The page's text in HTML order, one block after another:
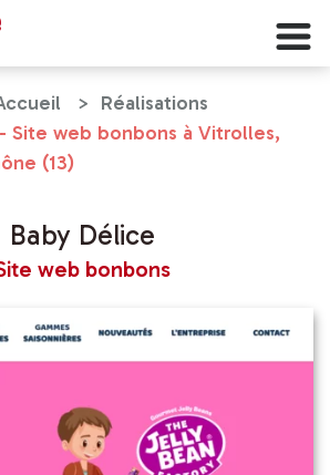
Réalisations
Site web bonbons à Vitrolles,
(13)
Baby Délice
web bonbons